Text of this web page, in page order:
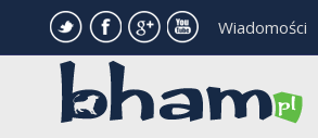
Wiadomości